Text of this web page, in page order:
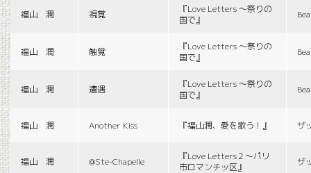
福山 潤 視覚
『Love Letters 〜祭りの
国で』
福山 潤 触覚
『Love Letters 〜祭りの
国で』
福山 潤 遭遇
『Love Letters 〜祭りの
国で』
福山 潤 Another Kiss 『福山潤、愛を歌う！』 ザ
福山 潤 @Ste-Chapelle
『Love Letters２〜パリ
市ロマンチッ区』
ザ